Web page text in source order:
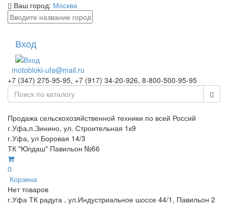
Ваш город: Москва
Вход
motobloki-ufa@mail.ru
+7 (347) 275-95-95, +7 (917) 34-20-926, 8-800-500-95-95
Продажа сельскохозяйственной техники по всей Россий
г.Уфа,п.Зинино, ул. Строительная 1к9
г.Уфа, ул Боровая 14/3
ТК "Юлдаш" Павильон №66
0
Корзина
Нет товаров
г.Уфа ТК радуга , ул.Индустриальное шоссе 44/1, Павильон 2